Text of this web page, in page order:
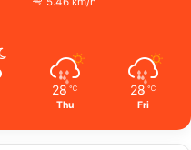
28 ℃
Thu
28 ℃
Fri